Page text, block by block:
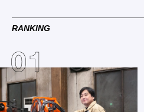
RANKING